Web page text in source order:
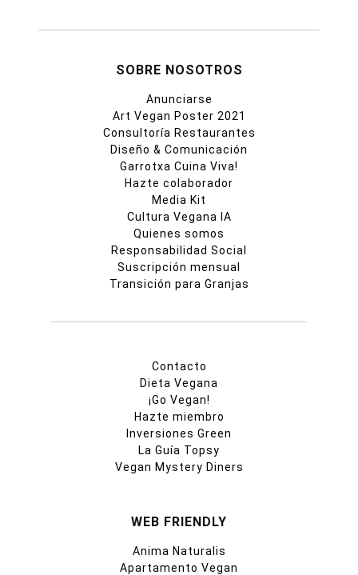
SOBRE NOSOTROS
Anunciarse
Art Vegan Poster 2021
Consultoría Restaurantes
Diseño & Comunicación
Garrotxa Cuina Viva!
Hazte colaborador
Media Kit
Cultura Vegana IA
Quienes somos
Responsabilidad Social
Suscripción mensual
Transición para Granjas
Contacto
Dieta Vegana
¡Go Vegan!
Hazte miembro
Inversiones Green
La Guía Topsy
Vegan Mystery Diners
WEB FRIENDLY
Anima Naturalis
Apartamento Vegan